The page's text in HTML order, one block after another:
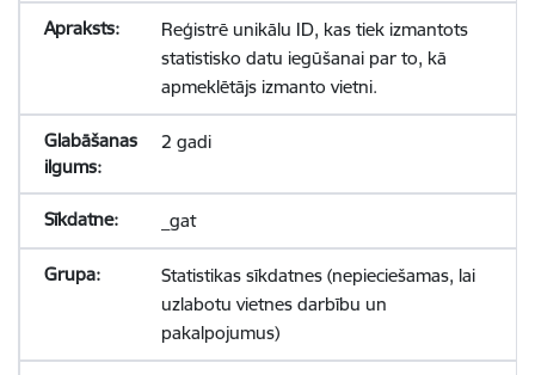
Reģistrē unikālu ID, kas tiek izmantots
statistisko datu iegūšanai par to, kā
apmeklētājs izmanto vietni.
2 gadi
_gat
Statistikas sīkdatnes (nepieciešamas, lai
uzlabotu vietnes darbību un
pakalpojumus)